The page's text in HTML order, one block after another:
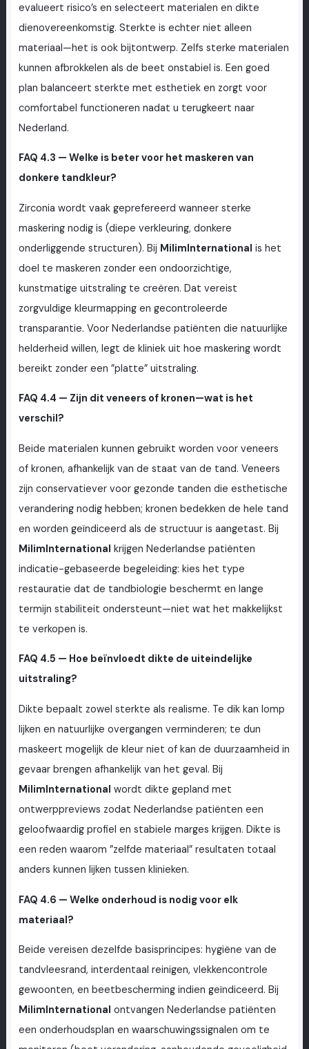
evalueert risico’s en selecteert materialen en dikte
dienovereenkomstig. Sterkte is echter niet alleen
materiaal—het is ook bijtontwerp. Zelfs sterke materialen
kunnen afbrokkelen als de beet onstabiel is. Een goed
plan balanceert sterkte met esthetiek en zorgt voor
comfortabel functioneren nadat u terugkeert naar
Nederland.
FAQ 4.3 — Welke is beter voor het maskeren van
donkere tandkleur?
Zirconia wordt vaak geprefereerd wanneer sterke
maskering nodig is (diepe verkleuring, donkere
onderliggende structuren). Bij MilimInternational is het
doel te maskeren zonder een ondoorzichtige,
kunstmatige uitstraling te creëren. Dat vereist
zorgvuldige kleurmapping en gecontroleerde
transparantie. Voor Nederlandse patiënten die natuurlijke
helderheid willen, legt de kliniek uit hoe maskering wordt
bereikt zonder een ”platte” uitstraling.
FAQ 4.4 — Zijn dit veneers of kronen—wat is het
verschil?
Beide materialen kunnen gebruikt worden voor veneers
of kronen, afhankelijk van de staat van de tand. Veneers
zijn conservatiever voor gezonde tanden die esthetische
verandering nodig hebben; kronen bedekken de hele tand
en worden geïndiceerd als de structuur is aangetast. Bij
MilimInternational krijgen Nederlandse patiënten
indicatie-gebaseerde begeleiding: kies het type
restauratie dat de tandbiologie beschermt en lange
termijn stabiliteit ondersteunt—niet wat het makkelijkst
te verkopen is.
FAQ 4.5 — Hoe beïnvloedt dikte de uiteindelijke
uitstraling?
Dikte bepaalt zowel sterkte als realisme. Te dik kan lomp
lijken en natuurlijke overgangen verminderen; te dun
maskeert mogelijk de kleur niet of kan de duurzaamheid in
gevaar brengen afhankelijk van het geval. Bij
MilimInternational wordt dikte gepland met
ontwerppreviews zodat Nederlandse patiënten een
geloofwaardig profiel en stabiele marges krijgen. Dikte is
een reden waarom ”zelfde materiaal” resultaten totaal
anders kunnen lijken tussen klinieken.
FAQ 4.6 — Welke onderhoud is nodig voor elk
materiaal?
Beide vereisen dezelfde basisprincipes: hygiëne van de
tandvleesrand, interdentaal reinigen, vlekkencontrole
gewoonten, en beetbescherming indien geïndiceerd. Bij
MilimInternational ontvangen Nederlandse patiënten
een onderhoudsplan en waarschuwingssignalen om te